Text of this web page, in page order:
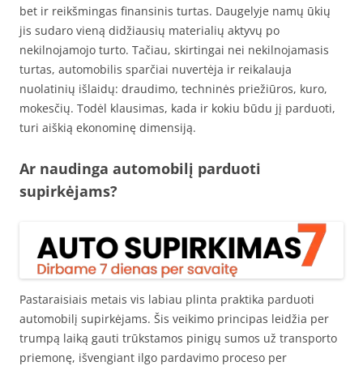
bet ir reikšmingas finansinis turtas. Daugelyje namų ūkių
jis sudaro vieną didžiausių materialių aktyvų po
nekilnojamojo turto. Tačiau, skirtingai nei nekilnojamasis
turtas, automobilis sparčiai nuvertėja ir reikalauja
nuolatinių išlaidų: draudimo, techninės priežiūros, kuro,
mokesčių. Todėl klausimas, kada ir kokiu būdu jį parduoti,
turi aiškią ekonominę dimensiją.
Ar naudinga automobilį parduoti
supirkėjams?
Pastaraisiais metais vis labiau plinta praktika parduoti
automobilį supirkėjams. Šis veikimo principas leidžia per
trumpą laiką gauti trūkstamos pinigų sumos už transporto
priemonę, išvengiant ilgo pardavimo proceso per